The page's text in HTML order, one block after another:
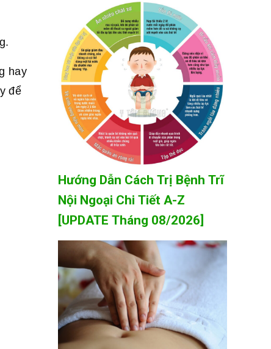
hay
để
Hướng Dẫn Cách Trị Bệnh Trĩ
Nội Ngoại Chi Tiết A-Z
[UPDATE Tháng 08/2026]